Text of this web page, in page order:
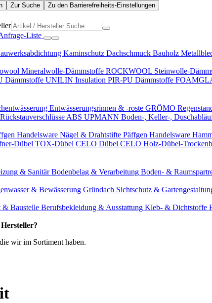
Zur Suche
Zu den Barrierefreiheits-Einstellungen
Liste
Kaminschutz Dachschmuck Bauholz
Mineralwolle-Dämmstoffe ROCKWOOL Steinwolle-
Dämmstoffe UNILIN Insulation PIR-PU Dämmstoffe
Entwässerungsrinnen & -roste GRÖMO
ABS UPMANN Boden-, Keller-,
Handelsware Nägel & Drahtstifte Päffgen Handelsware
Dübel TOX-Dübel CELO Dübel CELO Holz-Dübel-
& SanitärBodenbelag & Verarbeitung Boden- &
& Bewässerung Gründach Sichtschutz &
& Baustelle Berufsbekleidung & Ausstattung Kleb- & Dichtstoffe
wir im Sortiment haben.